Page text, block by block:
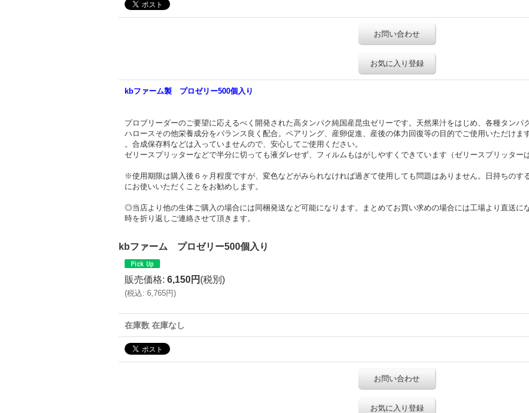
お問い合わせ
お気に入り登録
kbファーム製 プロゼリー500個入り
プロブリーダーのご要望に応えるべく開発された高タンパク純国産昆虫ゼリーです。天然果汁をはじめ、各種タンパ
ハロースその他栄養成分をバランス良く配合。ペアリング、産卵促進、産後の体力回復等の目的でご使用いただけま
。合成保存料などは入っていませんので、安心してご使用ください。
ゼリースプリッターなどで半分に切っても液ダレせず、フィルムもはがしやすくできています（ゼリースプリッター
※使用期限は購入後６ヶ月程度ですが、変色などがみられなければ過ぎて使用しても問題はありません。日持ちのす
にお使いいただくことをお勧めします。
◎当店より他の生体ご購入の場合には同梱発送など可能になります。まとめてお買い求めの場合には工場より直送に
時を折り返しご連絡させて頂きます。
kbファーム プロゼリー500個入り
販売価格: 6,150円 (税別)
(税込: 6,765円)
在庫数 在庫なし
お問い合わせ
お気に入り登録